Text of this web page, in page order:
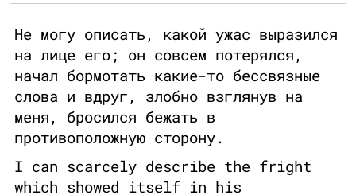
Не могу описать, какой ужас выразился
на лице его; он совсем потерялся,
начал бормотать какие-то бессвязные
слова и вдруг, злобно взглянув на
меня, бросился бежать в
противоположную сторону.
I can scarcely describe the fright
which showed itself in his